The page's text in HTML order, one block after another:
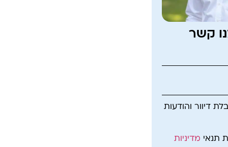
קשר
דיוור והודעות
תנאי מדיניות